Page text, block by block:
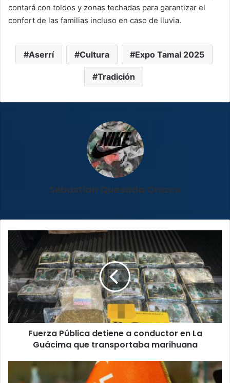
contará con toldos y zonas techadas para garantizar el
confort de las familias incluso en caso de lluvia.
Aserrí Cultura Expo Tamal 2025
Tradición
Sebastian Quesada Orozco
Fuerza
detiene
conductor
en
La
Guácima
que
transportaba
marihuana
Fuerza Pública detiene a conductor en La
Guácima que transportaba marihuana